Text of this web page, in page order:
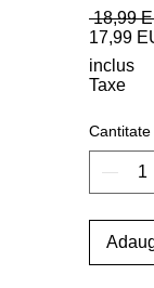
18,99
17,99
inclus
Taxe
Cantitate